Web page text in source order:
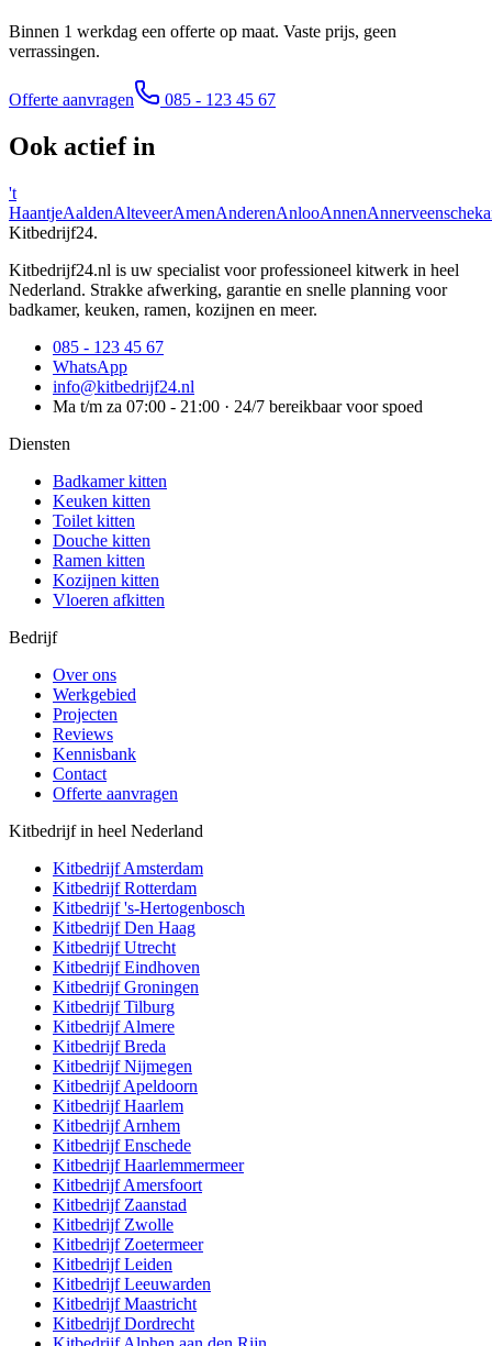
Binnen 1 werkdag een offerte op maat. Vaste prijs, geen
verrassingen.
Offerte aanvragen 085 - 123 45 67
Ook actief in
't
HaantjeAaldenAlteveerAmenAnderenAnlooAnnen
Kitbedrijf24.
Kitbedrijf24.nl is uw specialist voor professioneel kitwerk in heel
Nederland. Strakke afwerking, garantie en snelle planning voor
badkamer, keuken, ramen, kozijnen en meer.
085 - 123 45 67
WhatsApp
info@kitbedrijf24.nl
Ma t/m za 07:00 - 21:00 · 24/7 bereikbaar voor spoed
Diensten
Badkamer kitten
Keuken kitten
Toilet kitten
Douche kitten
Ramen kitten
Kozijnen kitten
Vloeren afkitten
Bedrijf
Over ons
Werkgebied
Projecten
Reviews
Kennisbank
Contact
Offerte aanvragen
Kitbedrijf in heel Nederland
KitbedrijfAmsterdam
KitbedrijfRotterdam
Kitbedrijf's-Hertogenbosch
KitbedrijfDen Haag
KitbedrijfUtrecht
KitbedrijfEindhoven
KitbedrijfGroningen
KitbedrijfTilburg
KitbedrijfAlmere
KitbedrijfBreda
KitbedrijfNijmegen
KitbedrijfApeldoorn
KitbedrijfHaarlem
KitbedrijfArnhem
KitbedrijfEnschede
KitbedrijfHaarlemmermeer
KitbedrijfAmersfoort
Kitbedrijf Zaanstad
Kitbedrijf Zwolle
Kitbedrijf Zoetermeer
KitbedrijfLeiden
KitbedrijfLeeuwarden
KitbedrijfMaastricht
KitbedrijfDordrecht